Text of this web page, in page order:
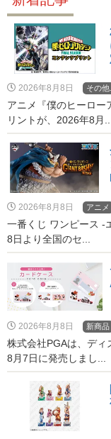
2026年8月8日 その他
アニメ『僕のヒーロー
リントが、2026年8月...
2026年8月8日 アニメ
一番くじ ワンピース -
8日より全国のセ...
2026年8月8日 新商品
株式会社PGAは、デ
8月7日に発売しまし...